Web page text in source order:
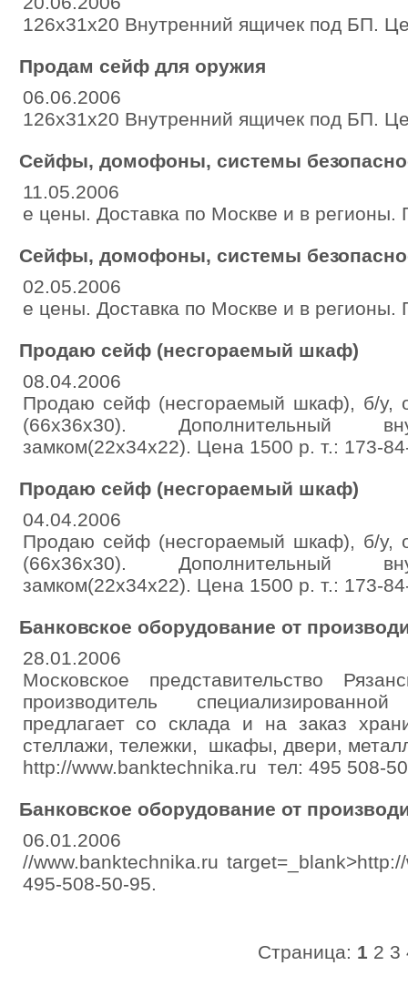
126х31х20 Внутренний ящичек под БП.
Продам сейф для оружия
06.06.2006
126х31х20 Внутренний ящичек под БП.
Сейфы, домофоны, системы
11.05.2006
е цены. Доставка по Москве и в регионы.
Сейфы, домофоны, системы
02.05.2006
е цены. Доставка по Москве и в регионы.
Продаю сейф (несгораемый шкаф)
08.04.2006
Продаю сейф (несгораемый шкаф), б/у,
(66х36х30). Дополнительный
замком(22х34х22). Цена 1500 р. т.: 173-
Продаю сейф (несгораемый шкаф)
04.04.2006
Продаю сейф (несгораемый шкаф), б/у,
(66х36х30). Дополнительный
замком(22х34х22). Цена 1500 р. т.: 173-
Банковское оборудование от
28.01.2006
Московское представительство
производитель
предлагает со склада и на заказ
стеллажи, тележки, шкафы, двери,
http://www.banktechnika.ru тел: 495 508-
Банковское оборудование от
06.01.2006
//www.banktechnika.ru
495-508-50-95.
Страница: 1 2 3